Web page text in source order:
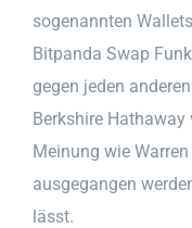
sogenannten
Bitpanda Swap
gegen jeden
Berkshire
Meinung wie
ausgegangen
lässt.